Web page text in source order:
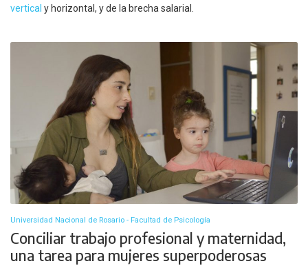
vertical y horizontal, y de la brecha salarial.
Universidad Nacional de Rosario - Facultad de Psicología
Conciliar trabajo profesional y maternidad,
una tarea para mujeres superpoderosas